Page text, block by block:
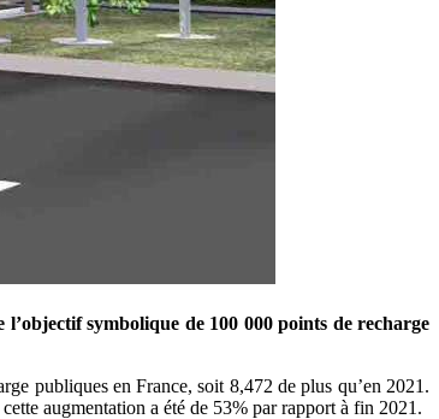
symbolique de 100 000 points de recharge
publiques en France, soit 8,472 de plus qu’en 2021.
augmentation a été de 53% par rapport à fin 2021.